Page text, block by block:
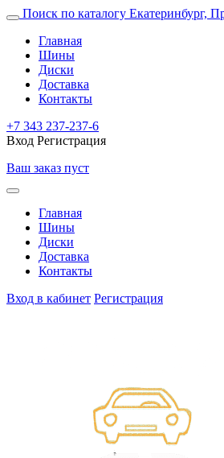
Поиск по каталогу Екатеринбург,
Главная
Шины
Диски
Доставка
Контакты
+7 343 237-237-6
Вход Регистрация
Ваш заказ пуст
Главная
Шины
Диски
Доставка
Контакты
Вход в кабинет Регистрация